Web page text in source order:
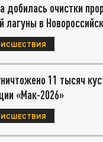
добилась очистки
лагуны в
11 тысяч
«Мак-2026»